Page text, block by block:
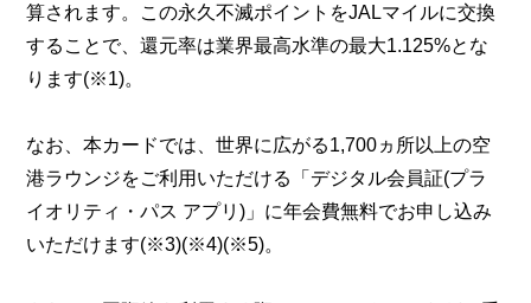
算されます。この永久不滅ポイントをJALマイルに交換
することで、還元率は業界最高水準の最大1.125%とな
ります(※1)。
なお、本カードでは、世界に広がる1,700ヵ所以上の空
港ラウンジをご利用いただける「デジタル会員証(プラ
イオリティ・パス アプリ)」に年会費無料でお申し込み
いただけます(※3)(※4)(※5)。